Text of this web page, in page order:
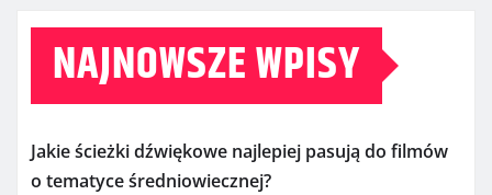
NAJNOWSZE WPISY
Jakie ścieżki dźwiękowe najlepiej pasują do filmów
o tematyce średniowiecznej?